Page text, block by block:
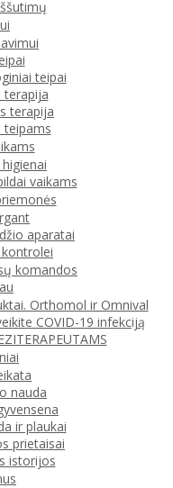
teipai
terapija
terapija
teipams
vaikams
aparatai
komandos
Orthomol ir Omnival
COVID-19 infekciją
nauda
ir plaukai
prietaisai
istorijos